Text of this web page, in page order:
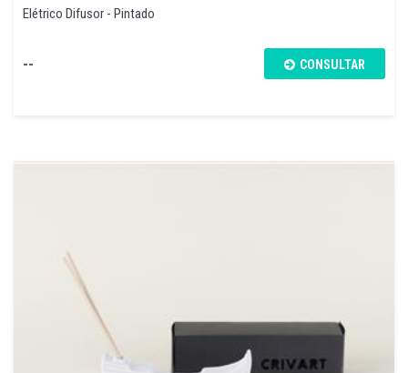
Elétrico Difusor - Pintado
-- CONSULTAR